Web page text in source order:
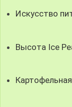
Искусство
Высота Ice